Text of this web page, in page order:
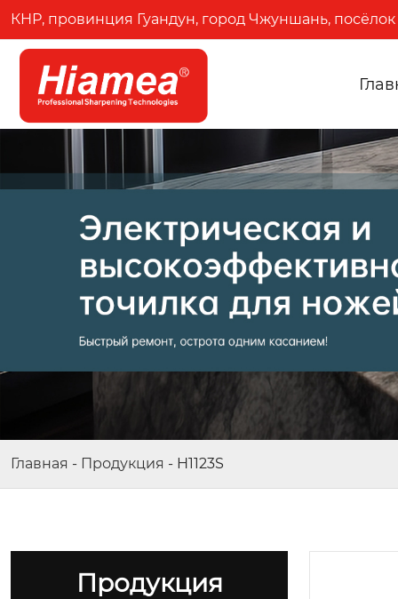
КНР, провинция Гуандун, город Чжуншань, посёлок
Главная - Продукция - H1123S
Продукция